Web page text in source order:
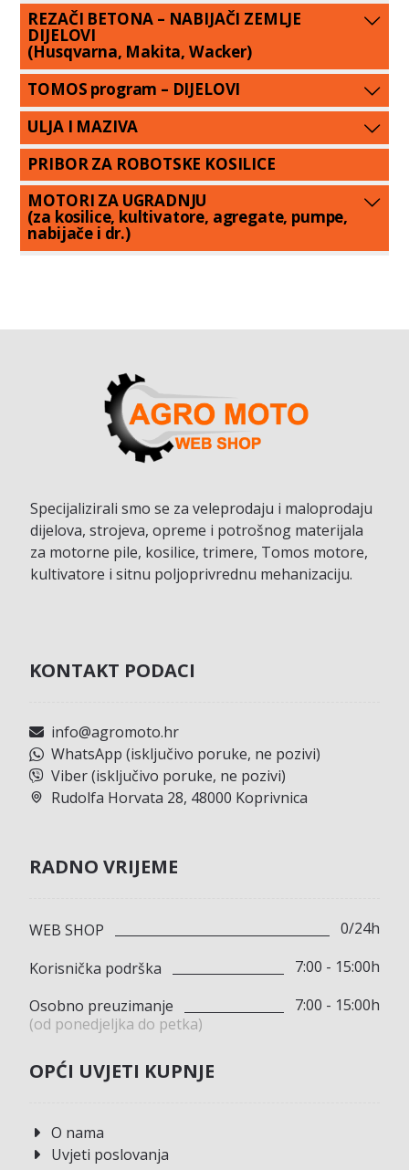
REZAČI BETONA – NABIJAČI ZEMLJE
DIJELOVI
(Husqvarna, Makita, Wacker)
TOMOS program – DIJELOVI
ULJA I MAZIVA
PRIBOR ZA ROBOTSKE KOSILICE
MOTORI ZA UGRADNJU
(za kosilice, kultivatore, agregate, pumpe,
nabijače i dr.)
Specijalizirali smo se za veleprodaju i maloprodaju
dijelova, strojeva, opreme i potrošnog materijala
za motorne pile, kosilice, trimere, Tomos motore,
kultivatore i sitnu poljoprivrednu mehanizaciju.
KONTAKT PODACI
info@agromoto.hr
WhatsApp (isključivo poruke, ne pozivi)
Viber (isključivo poruke, ne pozivi)
Rudolfa Horvata 28, 48000 Koprivnica
RADNO VRIJEME
WEB SHOP
0/24h
Korisnička podrška
7:00 - 15:00h
Osobno preuzimanje
(od ponedjeljka do petka)
7:00 - 15:00h
OPĆI UVJETI KUPNJE
O nama
Uvjeti poslovanja